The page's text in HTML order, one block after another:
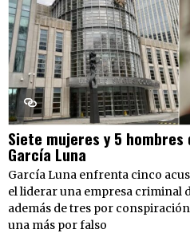
Siete mujeres y 5
García Luna
García Luna enfrenta cinco
el liderar una empresa criminal
además de tres por
una más por falso